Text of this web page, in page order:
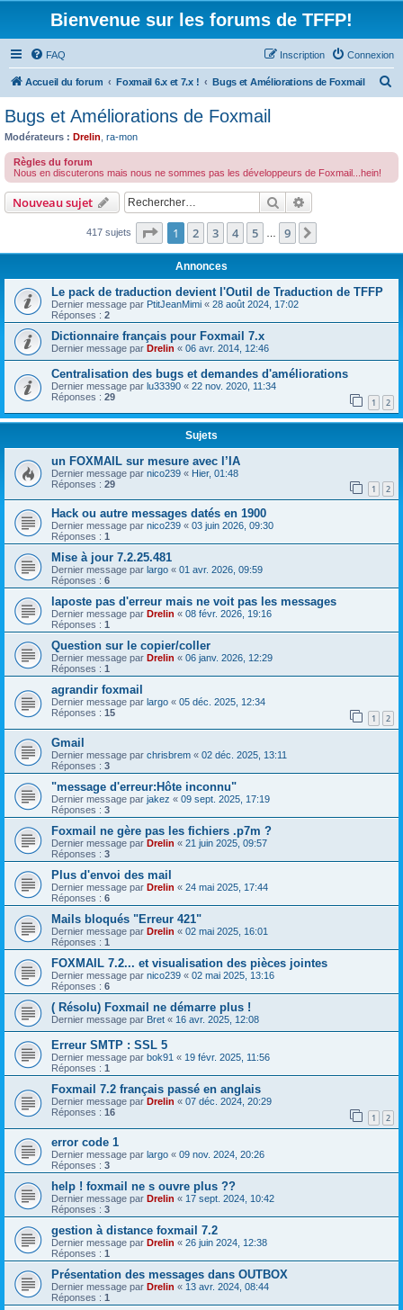
Bienvenue sur les forums de TFFP!
FAQ Connexion
Inscription
Accueil du forum Foxmail 6.x et 7.x ! Bugs et Améliorations de Foxmail
e
Bugs et Améliorations de Foxmail
Modérateurs : Drelin ra-mon
Règles du forum
Nous en discuterons mais nous ne sommes pas les développeurs de Foxmail...hein!
Nouveau sujet Rechercher
417 sujets Page 1sur9
1 2 3 4 5 9
Annonces
Le pack de traduction devient l'Outil de Traduction de TFFP
Dernier message par PtitJeanMimi « 28 août 2024, 17:02
Réponses : 2
Dictionnaire français pour Foxmail 7.x
Dernier message par Drelin « 06 avr. 2014, 12:46
Centralisation des bugs et demandes d'améliorations
Dernier message par lu33390 « 22 nov. 2020, 11:34
Réponses : 29 1 2
Sujets
un FOXMAIL sur mesure avec l’IA
Dernier message par nico239 « Hier, 01:48
Réponses : 29 1 2
Hack ou autre messages datés en 1900
Dernier message par nico239 « 03 juin 2026, 09:30
Réponses : 1
Mise à jour 7.2.25.481
Dernier message par largo « 01 avr. 2026, 09:59
Réponses : 6
laposte pas d'erreur mais ne voit pas les messages
Dernier message par Drelin « 08 févr. 2026, 19:16
Réponses : 1
Question sur le copier/coller
Dernier message par Drelin « 06 janv. 2026, 12:29
Réponses : 1
agrandir foxmail
Dernier message par largo « 05 déc. 2025, 12:34
Réponses : 15 1 2
Gmail
Dernier message par chrisbrem « 02 déc. 2025, 13:11
Réponses : 3
"message d'erreur:Hôte inconnu"
Dernier message par jakez « 09 sept. 2025, 17:19
Réponses : 3
Foxmail ne gère pas les fichiers .p7m ?
Dernier message par Drelin « 21 juin 2025, 09:57
Réponses : 3
Plus d'envoi des mail
Dernier message par Drelin « 24 mai 2025, 17:44
Réponses : 6
Mails bloqués "Erreur 421"
Dernier message par Drelin « 02 mai 2025, 16:01
Réponses : 1
FOXMAIL 7.2... et visualisation des pièces jointes
Dernier message par nico239 « 02 mai 2025, 13:16
Réponses : 6
( Résolu) Foxmail ne démarre plus !
Dernier message par Bret « 16 avr. 2025, 12:08
Erreur SMTP : SSL 5
Dernier message par bok91 « 19 févr. 2025, 11:56
Réponses : 1
Foxmail 7.2 français passé en anglais
Dernier message par Drelin « 07 déc. 2024, 20:29
Réponses : 16 1 2
error code 1
Dernier message par largo « 09 nov. 2024, 20:26
Réponses : 3
help ! foxmail ne s ouvre plus ??
Dernier message par Drelin « 17 sept. 2024, 10:42
Réponses : 3
gestion à distance foxmail 7.2
Dernier message par Drelin « 26 juin 2024, 12:38
Réponses : 1
Présentation des messages dans OUTBOX
Dernier message par Drelin « 13 avr. 2024, 08:44
Réponses : 1